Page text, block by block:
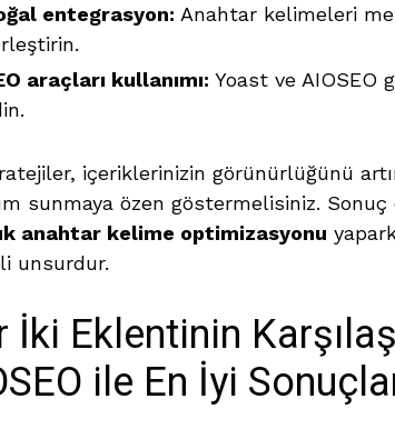
entegrasyon: Anahtar kelimeleri
araçları kullanımı: Yoast ve AIOSEO
içeriklerinizin görünürlüğünü
sunmaya özen göstermelisiniz. Sonuç
anahtar kelime optimizasyonu
unsurdur.
İki Eklentinin
ile En İyi